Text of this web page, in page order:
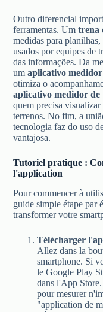
Outro diferencial
ferramentas. Umtrena
medidas para
usados por equipes de
das informações. Da
umaplicativo medidor
otimiza o
aplicativo medidor de
quem precisa
terrenos. No fim, a
tecnologia faz do uso
vantajosa.
Tutoriel pratique :
l'application
Pour commencer à
guide simple étape par
transformer votre
Télécharger
Allez dans la
smartphone. Si
le Google Play
dans l'App
pour mesurer
"application de